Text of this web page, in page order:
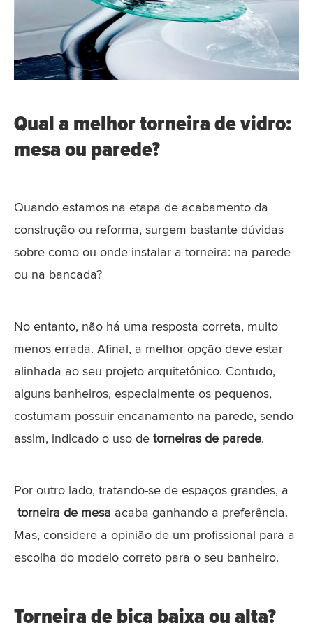
Qual a melhor torneira de vidro:
mesa ou parede?
Quando estamos na etapa de acabamento da
construção ou reforma, surgem bastante dúvidas
sobre como ou onde instalar a torneira: na parede
ou na bancada?
No entanto, não há uma resposta correta, muito
menos errada. Afinal, a melhor opção deve estar
alinhada ao seu projeto arquitetônico. Contudo,
alguns banheiros, especialmente os pequenos,
costumam possuir encanamento na parede, sendo
assim, indicado o uso de torneiras de parede.
Por outro lado, tratando-se de espaços grandes, a
torneira de mesa acaba ganhando a preferência.
Mas, considere a opinião de um profissional para a
escolha do modelo correto para o seu banheiro.
Torneira de bica baixa ou alta?